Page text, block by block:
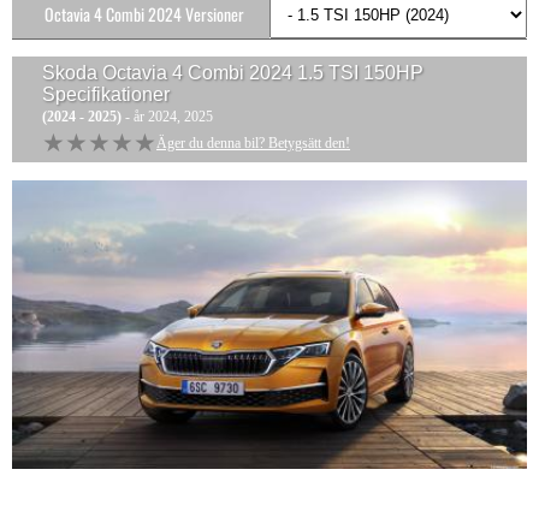
Skoda Octavia 4 Combi 2024 1.5 TSI 150HP
Specifikationer
(2024 - 2025) - år 2024, 2025
★★★★★
★★★★★ Äger du denna bil? Betygsätt den!
Octavia 4 Combi 2024 Versioner